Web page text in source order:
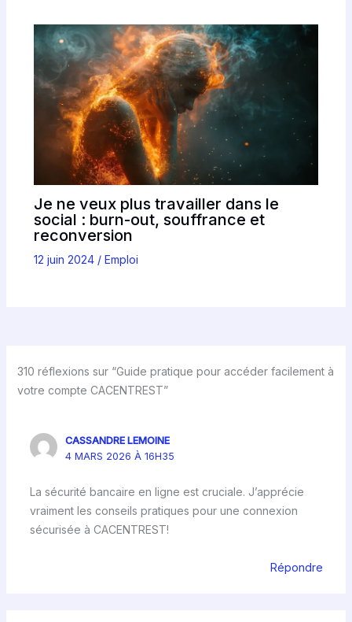
Je ne veux plus travailler dans le
social : burn-out, souffrance et
reconversion
12 juin 2024 / Emploi
310 réflexions sur “Guide pratique pour accéder facilement à
votre compte CACENTREST”
CASSANDRE LEMOINE
4 MARS 2026 À 16H35
La sécurité bancaire en ligne est cruciale. J’apprécie
vraiment les conseils pratiques pour une connexion
sécurisée à CACENTREST!
Répondre